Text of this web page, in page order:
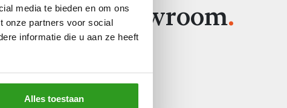
media te bieden en om ons
onze partners voor social
informatie die u aan ze heeft
Alles toestaan
onze showroom.